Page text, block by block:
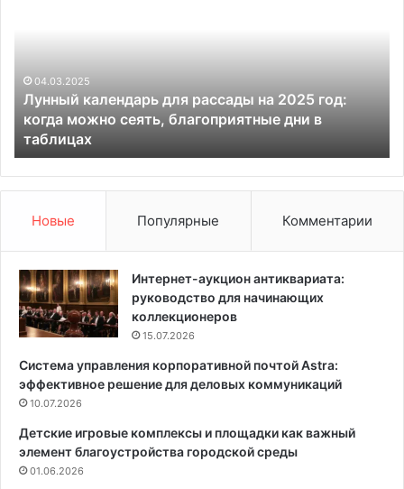
н
т
е
р
ь
е
р
е
с
о
в
е
т
п
о
о
о
р
м
28.04.2025
Арка в интерьере: советы по оформлению,
подходящие стили и 110 примеров с фото
Новые Популярные Комментарии
Интернет-аукцион антиквариата:
руководство для начинающих
коллекционеров
15.07.2026
Система управления корпоративной почтой Astra:
эффективное решение для деловых коммуникаций
10.07.2026
Детские игровые комплексы и площадки как важный
элемент благоустройства городской среды
01.06.2026